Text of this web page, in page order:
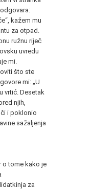
kažem mu
za otpad.
ružnu riječ
uvredu
mi.
što ste
mi: „U
vrtić. Desetak
njih,
i poklonio
sažaljenja
o tome kako je
za